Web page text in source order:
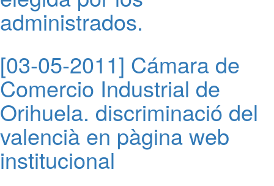
administrados.
[03-05-2011] Cámara de
Comercio Industrial de
Orihuela. discriminació del
valencià en pàgina web
institucional